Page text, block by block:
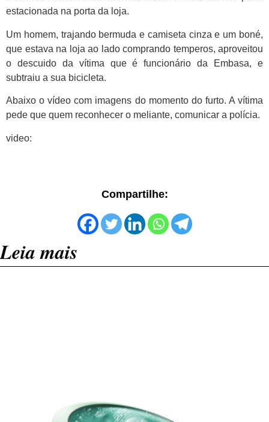
estacionada na porta da loja.
Um homem, trajando bermuda e camiseta cinza e um boné,
que estava na loja ao lado comprando temperos, aproveitou
o descuido da vítima que é funcionário da Embasa, e
subtraiu a sua bicicleta.
Abaixo o vídeo com imagens do momento do furto. A vítima
pede que quem reconhecer o meliante, comunicar a polícia.
video:
Compartilhe:
Leia mais